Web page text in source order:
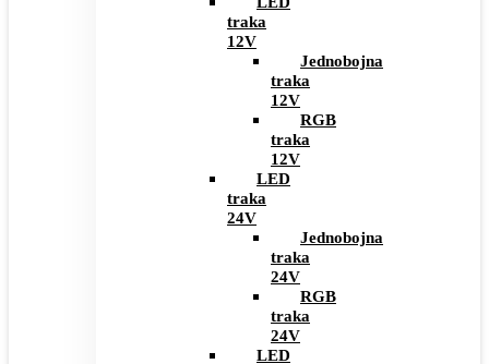
traka
12V
Jednobojna
traka
12V
RGB
traka
12V
LED
traka
24V
Jednobojna
traka
24V
RGB
traka
24V
LED